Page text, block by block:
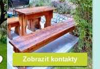
Zobrazit kontakty